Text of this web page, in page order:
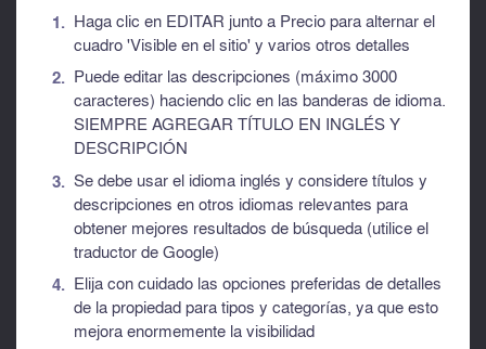
Haga clic en EDITAR junto a Precio para alternar el
cuadro 'Visible en el sitio' y varios otros detalles
Puede editar las descripciones (máximo 3000
caracteres) haciendo clic en las banderas de idioma.
SIEMPRE AGREGAR TÍTULO EN INGLÉS Y
DESCRIPCIÓN
Se debe usar el idioma inglés y considere títulos y
descripciones en otros idiomas relevantes para
obtener mejores resultados de búsqueda (utilice el
traductor de Google)
Elija con cuidado las opciones preferidas de detalles
de la propiedad para tipos y categorías, ya que esto
mejora enormemente la visibilidad